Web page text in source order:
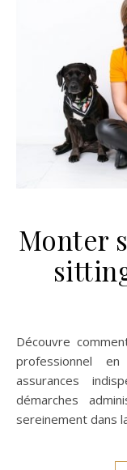
Monter
Découvre comment créer ton entreprise de pet sitting
professionnel
assurances
démarches
sereinement dans